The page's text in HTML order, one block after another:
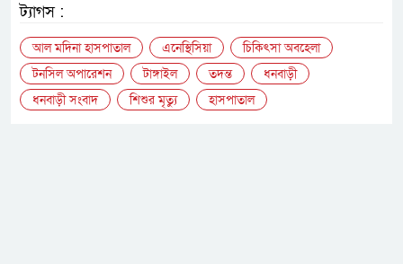
ট্যাগস :
আল মদিনা হাসপাতাল এনেস্থিসিয়া
চিকিৎসা অবহেলা
টনসিল অপারেশন
টাঙ্গাইল তদন্ত
ধনবাড়ী
ধনবাড়ী সংবাদ
শিশুর মৃত্যু হাসপাতাল